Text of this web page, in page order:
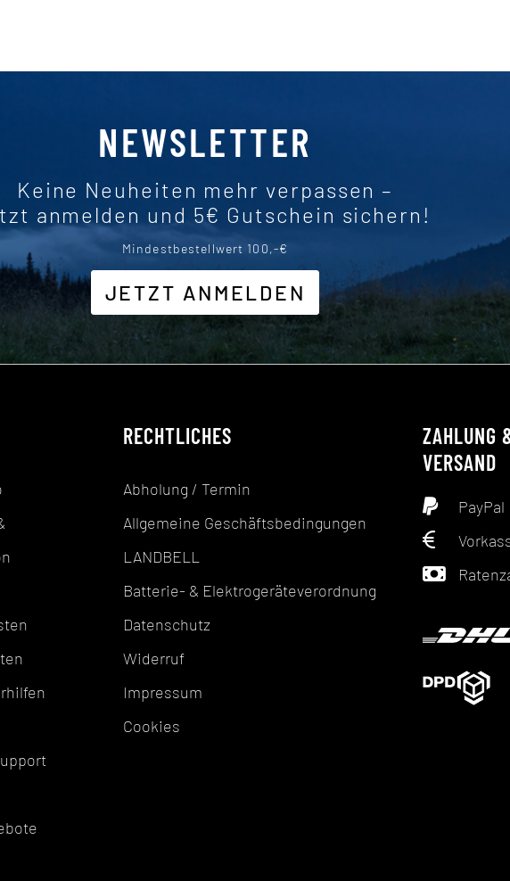
NEWSLETTER
Keine Neuheiten mehr verpassen –
anmelden und 5€ Gutschein sichern!
Mindestbestellwert 100,-€
JETZT ANMELDEN
RECHTLICHES
Abholung / Termin
Allgemeine Geschäftsbedingungen
LANDBELL
Batterie- & Elektrogeräteverordnung
Datenschutz
Widerruf
Impressum
Cookies
ZAHLUNG
VERSAND
PayPal